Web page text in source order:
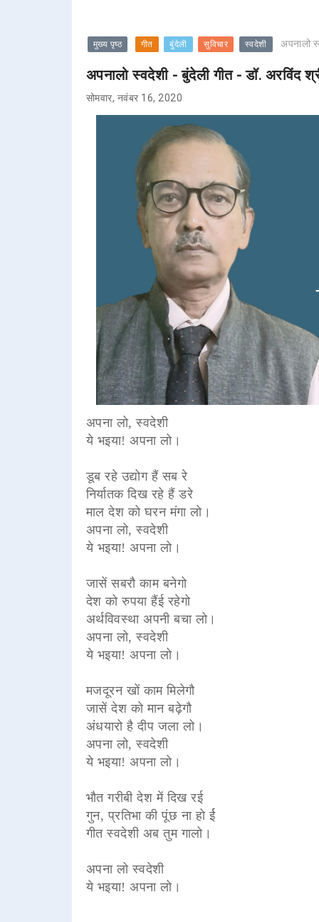
मुख्य पृष्ठ गीत बुंदेली सुविचार स्वदेशी अपनालो
अपनालो स्वदेशी - बुंदेली गीत - डॉ. अरविंद
सोमवार, नवंबर 16, 2020
अपना लो, स्वदेशी
ये भइया! अपना लो।
डूब रहे उद्योग हैं सब रे
निर्यातक दिख रहे हैं डरे
माल देश को घरन मंगा लो।
अपना लो, स्वदेशी
ये भइया! अपना लो।
जासें सबरौ काम बनेगो
देश को रुपया हैंई रहेगो
अर्थविवस्था अपनी बचा लो।
अपना लो, स्वदेशी
ये भइया! अपना लो।
मजदूरन खों काम मिलेगौ
जासें देश को मान बढ़ेगौ
अंधयारो है दीप जला लो।
अपना लो, स्वदेशी
ये भइया! अपना लो।
भौत गरीबी देश में दिख रई
गुन, प्रतिभा की पूंछ ना हो र्ई
गीत स्वदेशी अब तुम गालो।
अपना लो स्वदेशी
ये भइया! अपना लो।